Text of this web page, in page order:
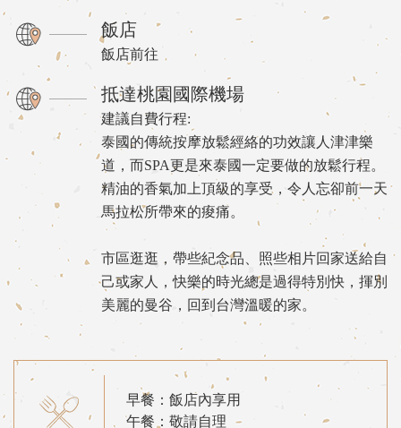
飯店
飯店前往
抵達桃園國際機場
建議自費行程:
泰國的傳統按摩放鬆經絡的功效讓人津津樂
道，而SPA更是來泰國一定要做的放鬆行程。
精油的香氣加上頂級的享受，令人忘卻前一天
馬拉松所帶來的痠痛。
市區逛逛，帶些紀念品、照些相片回家送給自
己或家人，快樂的時光總是過得特別快，揮別
美麗的曼谷，回到台灣溫暖的家。
早餐：飯店內享用
午餐：敬請自理